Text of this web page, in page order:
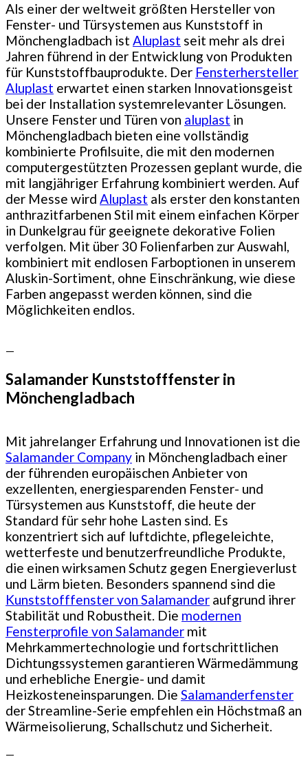
Als einer der weltweit größten Hersteller von
Fenster- und Türsystemen aus Kunststoff in
Mönchengladbach ist Aluplast seit mehr als drei
Jahren führend in der Entwicklung von Produkten
für Kunststoffbauprodukte. Der Fensterhersteller
Aluplast erwartet einen starken Innovationsgeist
bei der Installation systemrelevanter Lösungen.
Unsere Fenster und Türen von aluplast in
Mönchengladbach bieten eine vollständig
kombinierte Profilsuite, die mit den modernen
computergestützten Prozessen geplant wurde, die
mit langjähriger Erfahrung kombiniert werden. Auf
der Messe wird Aluplast als erster den konstanten
anthrazitfarbenen Stil mit einem einfachen Körper
in Dunkelgrau für geeignete dekorative Folien
verfolgen. Mit über 30 Folienfarben zur Auswahl,
kombiniert mit endlosen Farboptionen in unserem
Aluskin-Sortiment, ohne Einschränkung, wie diese
Farben angepasst werden können, sind die
Möglichkeiten endlos.
—
Salamander Kunststofffenster in
Mönchengladbach
Mit jahrelanger Erfahrung und Innovationen ist die
Salamander Company in Mönchengladbach einer
der führenden europäischen Anbieter von
exzellenten, energiesparenden Fenster- und
Türsystemen aus Kunststoff, die heute der
Standard für sehr hohe Lasten sind. Es
konzentriert sich auf luftdichte, pflegeleichte,
wetterfeste und benutzerfreundliche Produkte,
die einen wirksamen Schutz gegen Energieverlust
und Lärm bieten. Besonders spannend sind die
Kunststofffenster von Salamander aufgrund ihrer
Stabilität und Robustheit. Die modernen
Fensterprofile von Salamander mit
Mehrkammertechnologie und fortschrittlichen
Dichtungssystemen garantieren Wärmedämmung
und erhebliche Energie- und damit
Heizkosteneinsparungen. Die Salamanderfenster
der Streamline-Serie empfehlen ein Höchstmaß an
Wärmeisolierung, Schallschutz und Sicherheit.
—